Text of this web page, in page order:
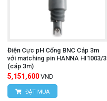
Điện Cực pH Cổng BNC Cáp 3m
với matching pin HANNA HI1003/3
(cáp 3m)
5,151,600 VND
ĐẶT MUA